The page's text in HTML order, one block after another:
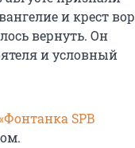
и крест вор
вернуть. Он
и условный
SPB